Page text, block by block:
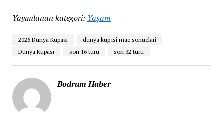
Yayımlanan kategori: Yaşam
2026 Dünya Kupası
dunya kupasi mac sonuclari
Dünya Kupası
son 16 turu son 32 turu
Bodrum Haber